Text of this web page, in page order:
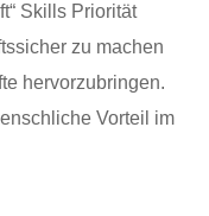
Skills Priorität
zu machen
hervorzubringen.
Vorteil im